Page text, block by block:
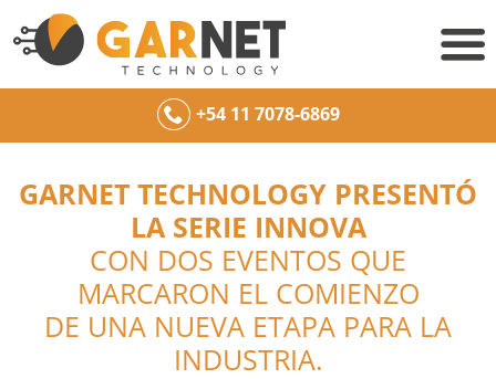
+54 11 7078-6869
GARNET TECHNOLOGY PRESENTÓ
LA SERIE INNOVA
CON DOS EVENTOS QUE
MARCARON EL COMIENZO
DE UNA NUEVA ETAPA PARA LA
INDUSTRIA.